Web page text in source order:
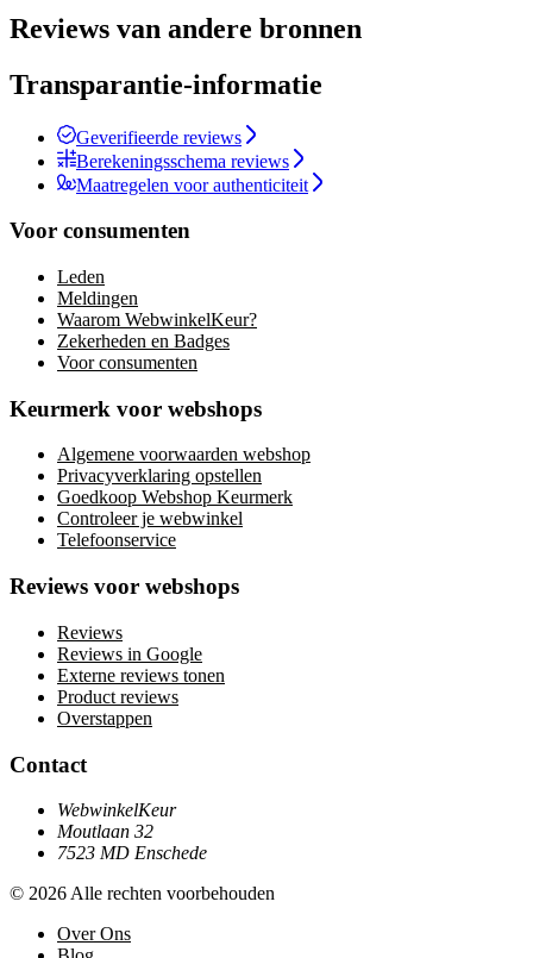
Reviews van andere bronnen
Transparantie-informatie
Geverifieerde reviews
Berekeningsschema reviews
Maatregelen voor authenticiteit
Voor consumenten
Leden
Meldingen
Waarom WebwinkelKeur?
Zekerheden en Badges
Voor consumenten
Keurmerk voor webshops
Algemene voorwaarden webshop
Privacyverklaring opstellen
Goedkoop Webshop Keurmerk
Controleer je webwinkel
Telefoonservice
Reviews voor webshops
Reviews
Reviews in Google
Externe reviews tonen
Product reviews
Overstappen
Contact
WebwinkelKeur
Moutlaan 32
7523 MD Enschede
© 2026 Alle rechten voorbehouden
Over Ons